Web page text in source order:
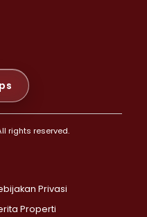
>
>
>
rights reserved.
Privasi
Properti